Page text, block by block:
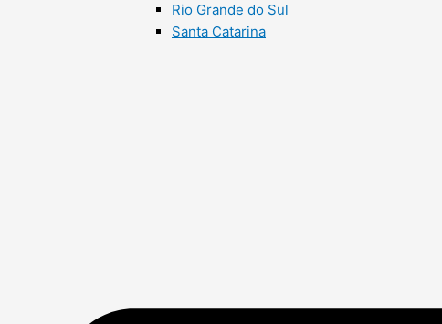
Rio Grande do Sul
Santa Catarina